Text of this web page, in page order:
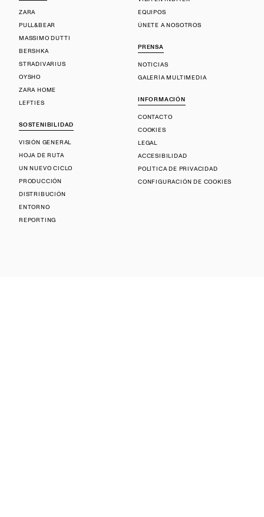
ZARA
PULL&BEAR
MASSIMO DUTTI
BERSHKA
STRADIVARIUS
OYSHO
ZARA HOME
LEFTIES
SOSTENIBILIDAD
VISIÓN GENERAL
HOJA DE RUTA
UN NUEVO CICLO
PRODUCCIÓN
DISTRIBUCIÓN
ENTORNO
REPORTING
EQUIPOS
ÚNETE A NOSOTROS
PRENSA
NOTICIAS
GALERÍA MULTIMEDIA
INFORMACIÓN
CONTACTO
COOKIES
LEGAL
ACCESIBILIDAD
POLÍTICA DE PRIVACIDAD
CONFIGURACIÓN DE COOKIES